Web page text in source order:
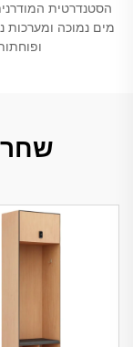
הסטנדרטית
מים נמוכה ומערכות